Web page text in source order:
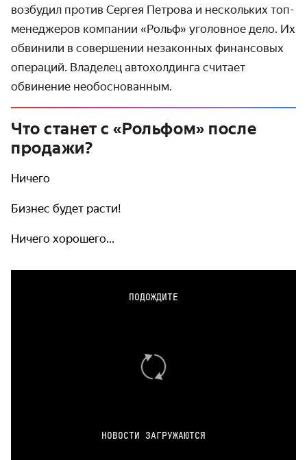
возбудил против Сергея Петрова и нескольких топ-
менеджеров компании «Рольф» уголовное дело. Их
обвинили в совершении незаконных финансовых
операций. Владелец автохолдинга считает
обвинение необоснованным.
Что станет с «Рольфом» после
продажи?
Ничего
Бизнес будет расти!
Ничего хорошего...
ПОДОЖДИТЕ
НОВОСТИ ЗАГРУЖАЮТСЯ